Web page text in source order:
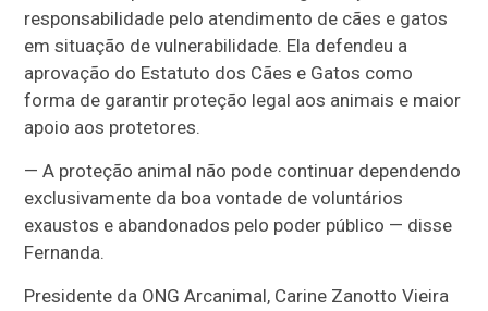
responsabilidade pelo atendimento de cães e gatos
em situação de vulnerabilidade. Ela defendeu a
aprovação do Estatuto dos Cães e Gatos como
forma de garantir proteção legal aos animais e maior
apoio aos protetores.
— A proteção animal não pode continuar dependendo
exclusivamente da boa vontade de voluntários
exaustos e abandonados pelo poder público — disse
Fernanda.
Presidente da ONG Arcanimal, Carine Zanotto Vieira